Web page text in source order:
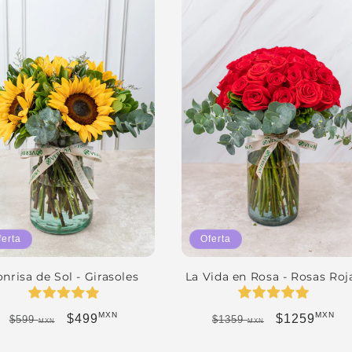
de Sol - Girasoles
Precio habitual
$599MXN Precio de oferta
$499MXN
Oferta
La Vida en Rosa - Rosas
Precio habitual
$1359MXN Precio de
$1259MXN